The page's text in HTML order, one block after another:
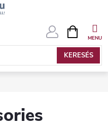
KERESÉS
KOSÁR